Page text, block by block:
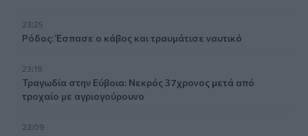
23:25
Ρόδος: Έσπασε ο κάβος και τραυμάτισε ναυτικό
23:19
Τραγωδία στην Εύβοια: Νεκρός 37χρονος μετά από
τροχαίο με αγριογούρουνο
23:09